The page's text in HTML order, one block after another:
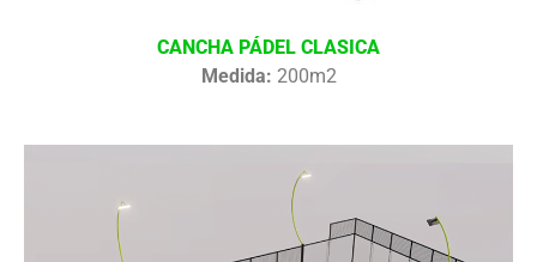
CANCHA PÁDEL CLASICA
Medida: 200m2